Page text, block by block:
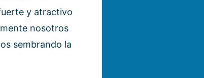
y atractivo
nosotros
sembrando la